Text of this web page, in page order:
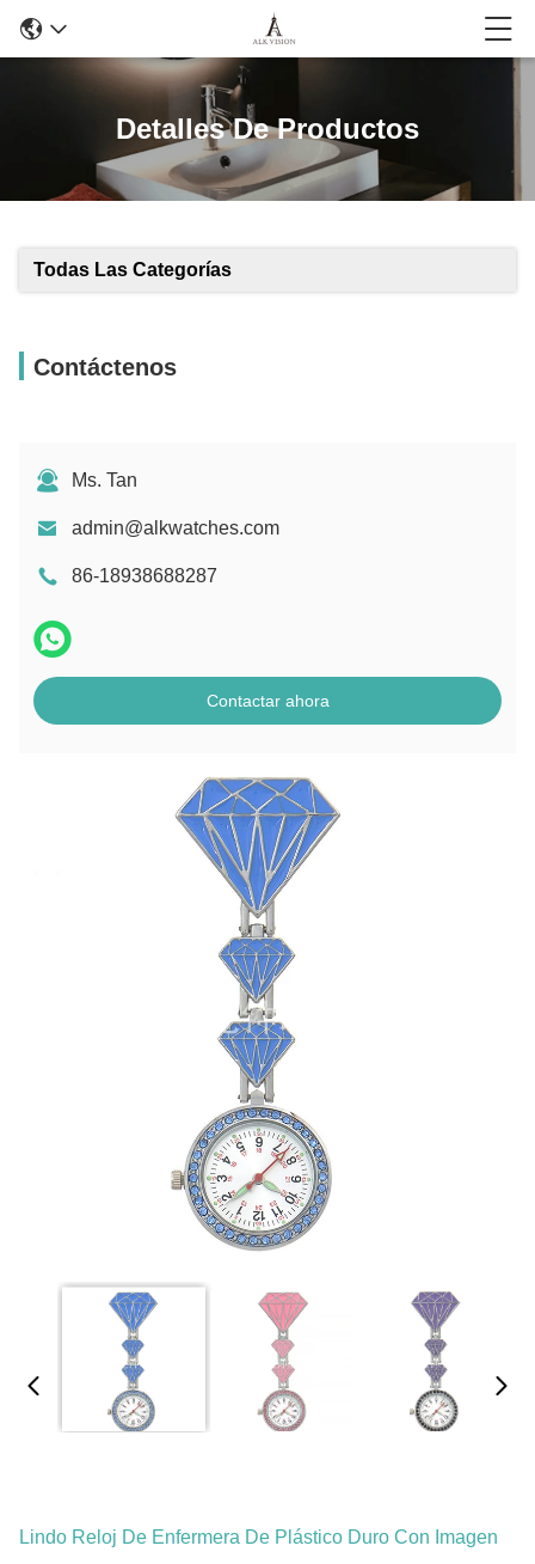
Detalles De Productos
Todas Las Categorías
Contáctenos
Ms. Tan
admin@alkwatches.com
86-18938688287
Contactar ahora
Lindo Reloj De Enfermera De Plástico Duro Con Imagen